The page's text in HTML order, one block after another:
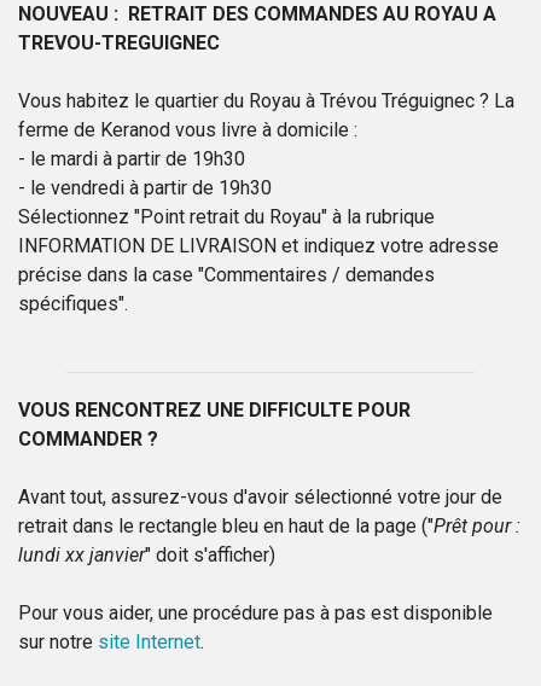
NOUVEAU : RETRAIT DES COMMANDES AU ROYAU A
TREVOU-TREGUIGNEC
Vous habitez le quartier du Royau à Trévou Tréguignec ? La
ferme de Keranod vous livre à domicile :
- le mardi à partir de 19h30
- le vendredi à partir de 19h30
Sélectionnez "Point retrait du Royau" à la rubrique
INFORMATION DE LIVRAISON et indiquez votre adresse
précise dans la case "Commentaires / demandes
spécifiques".
VOUS RENCONTREZ UNE DIFFICULTE POUR
COMMANDER ?
Avant tout, assurez-vous d'avoir sélectionné votre jour de
retrait dans le rectangle bleu en haut de la page ("Prêt pour :
lundi xx janvier" doit s'afficher)
Pour vous aider, une procédure pas à pas est disponible
sur notre site Internet.